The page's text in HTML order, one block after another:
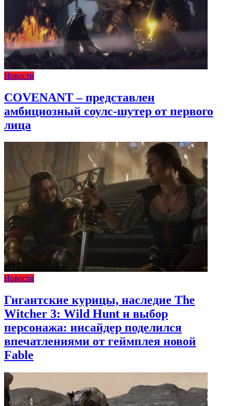
Новости
COVENANT – представлен
амбициозный соулс-шутер от первого
лица
Новости
Гигантские курицы, наследие The
Witcher 3: Wild Hunt и выбор
персонажа: инсайдер поделился
впечатлениями от геймплея новой
Fable